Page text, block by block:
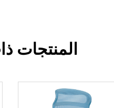
المنتجات